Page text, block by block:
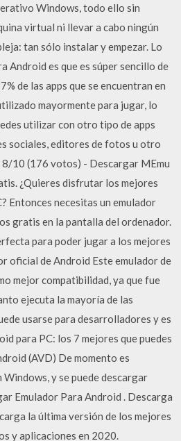
Windows, todo ello sin
virtual ni llevar a cabo ningún
tan sólo instalar y empezar. Lo
Android es que es súper sencillo de
de las apps que se encuentran en
mayormente para jugar, lo
utilizar con otro tipo de apps
sociales, editores de fotos u otro
8/10 (176 votos) - Descargar MEmu
¿Quieres disfrutar los mejores
Entonces necesitas un emulador
gratis en la pantalla del ordenador.
para poder jugar a los mejores
oficial de Android Este emulador de
mejor compatibilidad, ya que fue
ejecuta la mayoría de las
usarse para desarrolladores y es
para PC: los 7 mejores que puedes
(AVD) De momento es
y se puede descargar
Emulador Para Android . Descarga
la última versión de los mejores
y aplicaciones en 2020.